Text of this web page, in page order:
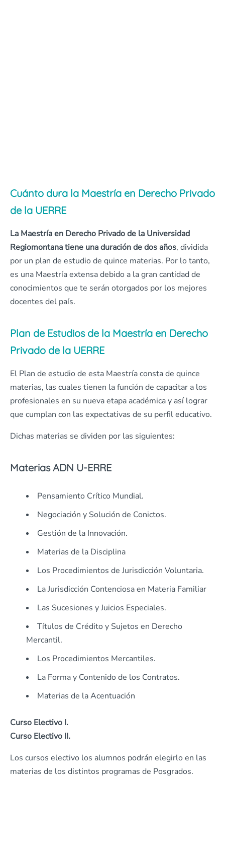
Cuánto dura la Maestría en Derecho Privado
de la UERRE
La Maestría en Derecho Privado de la Universidad
Regiomontana tiene una duración de dos años, dividida
por un plan de estudio de quince materias. Por lo tanto,
es una Maestría extensa debido a la gran cantidad de
conocimientos que te serán otorgados por los mejores
docentes del país.
Plan de Estudios de la Maestría en Derecho
Privado de la UERRE
El Plan de estudio de esta Maestría consta de quince
materias, las cuales tienen la función de capacitar a los
profesionales en su nueva etapa académica y así lograr
que cumplan con las expectativas de su perfil educativo.
Dichas materias se dividen por las siguientes:
Materias ADN U-ERRE
Pensamiento Crítico Mundial.
Negociación y Solución de Conictos.
Gestión de la Innovación.
Materias de la Disciplina
Los Procedimientos de Jurisdicción Voluntaria.
La Jurisdicción Contenciosa en Materia Familiar
Las Sucesiones y Juicios Especiales.
Títulos de Crédito y Sujetos en Derecho
Mercantil.
Los Procedimientos Mercantiles.
La Forma y Contenido de los Contratos.
Materias de la Acentuación
Curso Electivo I.
Curso Electivo II.
Los cursos electivo los alumnos podrán elegirlo en las
materias de los distintos programas de Posgrados.